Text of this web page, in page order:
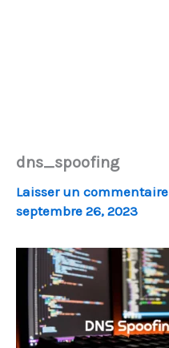
dns_spoofing
Laisser un commentaire
septembre 26, 2023